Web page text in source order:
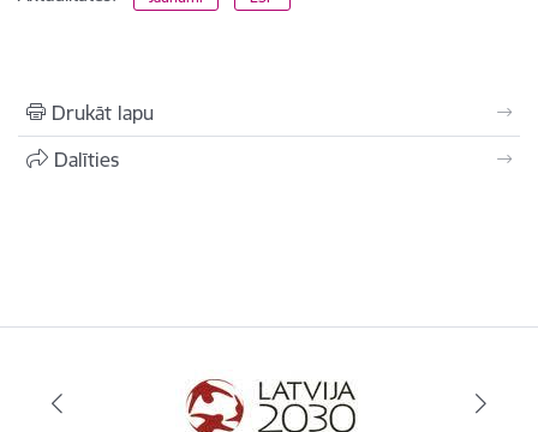
Drukāt lapu
Dalīties